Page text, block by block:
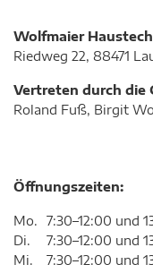
Wolfmaier
Riedweg 22, 88471
Vertreten durch die
Roland Fuß, Birgit
Öffnungszeiten:
Mo.
7:30–12:00 und
Di.
7:30–12:00 und
Mi.
7:30–12:00 und